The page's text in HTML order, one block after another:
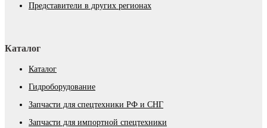
Представители в других регионах
Каталог
Каталог
Гидроборудование
Запчасти для спецтехники РФ и СНГ
Запчасти для импортной спецтехники